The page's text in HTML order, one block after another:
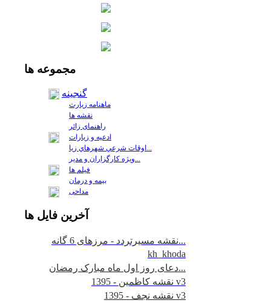
مجموعه ها
گنجینه
ماهنامه زیارت
نقشه ها
راهنمای زائر
ادعیه و زیارات
فيلم ها
بیمه و درمان
مداحی
آخرين فايل ها
نقشه مسیرتردد - مرزهای 6 گانه...
kh_khoda
دعای روز اول ماه مبارک رمضان...
نقشه کاظمین - 1395 v3
نقشه نجف - 1395 v3